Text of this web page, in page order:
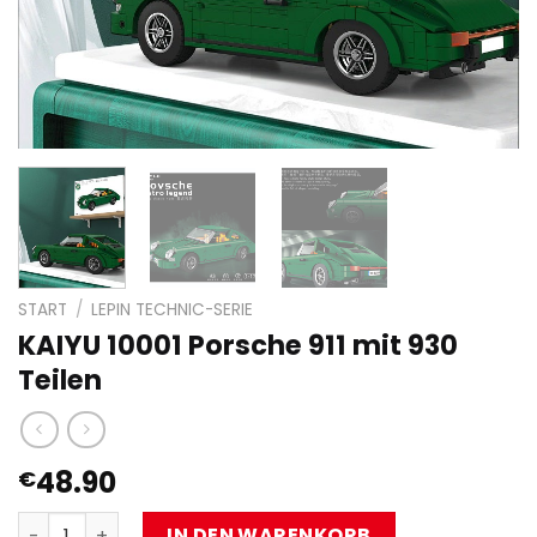
START / LEPIN TECHNIC-SERIE
KAIYU 10001 Porsche 911 mit 930
Teilen
€48.90
KAIYU 10001 Porsche 911 mit 930 Teilen Menge